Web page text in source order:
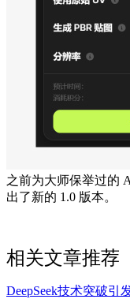
之前为大师保举过的
出了新的 1.0 版本。
相关文章推荐
DeepSeek技术突破引